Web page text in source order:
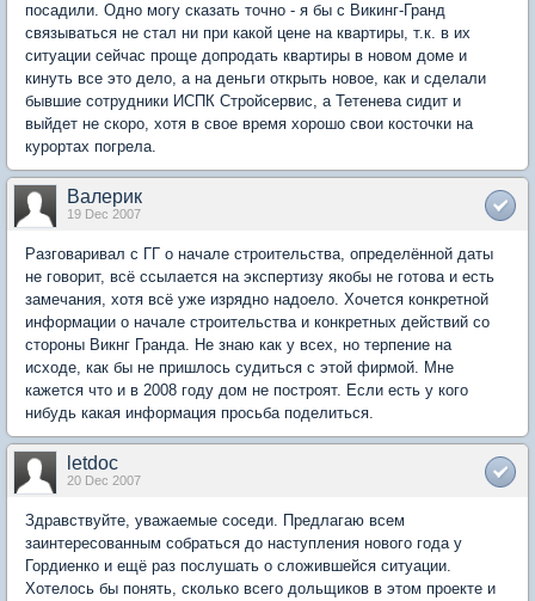
посадили. Одно могу сказать точно - я бы с Викинг-Гранд
связываться не стал ни при какой цене на квартиры, т.к. в их
ситуации сейчас проще допродать квартиры в новом доме и
кинуть все это дело, а на деньги открыть новое, как и сделали
бывшие сотрудники ИСПК Стройсервис, а Тетенева сидит и
выйдет не скоро, хотя в свое время хорошо свои косточки на
курортах погрела.
Валерик
19 Dec 2007
Разговаривал с ГГ о начале строительства, определённой даты
не говорит, всё ссылается на экспертизу якобы не готова и есть
замечания, хотя всё уже изрядно надоело. Хочется конкретной
информации о начале строительства и конкретных действий со
стороны Викнг Гранда. Не знаю как у всех, но терпение на
исходе, как бы не пришлось судиться с этой фирмой. Мне
кажется что и в 2008 году дом не построят. Если есть у кого
нибудь какая информация просьба поделиться.
letdoc
20 Dec 2007
Здравствуйте, уважаемые соседи. Предлагаю всем
заинтересованным собраться до наступления нового года у
Гордиенко и ещё раз послушать о сложившейся ситуации.
Хотелось бы понять, сколько всего дольщиков в этом проекте и